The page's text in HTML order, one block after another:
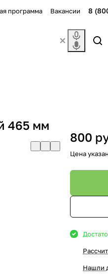
программа Вакансии 8
465 мм
800
Цена
Нашли